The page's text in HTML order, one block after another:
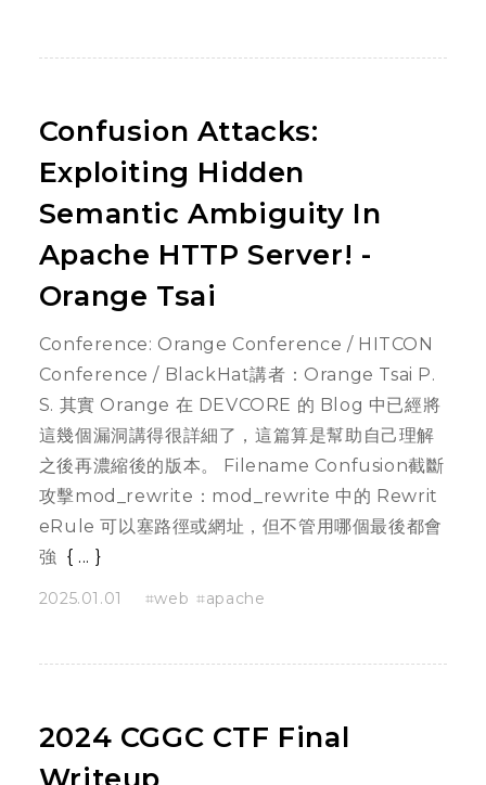
Confusion Attacks:
Exploiting Hidden
Semantic Ambiguity In
Apache HTTP Server! -
Orange Tsai
Conference: Orange Conference / HITCON
Conference / BlackHat講者：Orange Tsai P.
S. 其實 Orange 在 DEVCORE 的 Blog 中已經將
這幾個漏洞講得很詳細了，這篇算是幫助自己理解
之後再濃縮後的版本。 Filename Confusion截斷
攻擊mod_rewrite：mod_rewrite 中的 Rewrit
eRule 可以塞路徑或網址，但不管用哪個最後都會
強
...
2025.01.01 web apache
2024 CGGC CTF Final
Writeup